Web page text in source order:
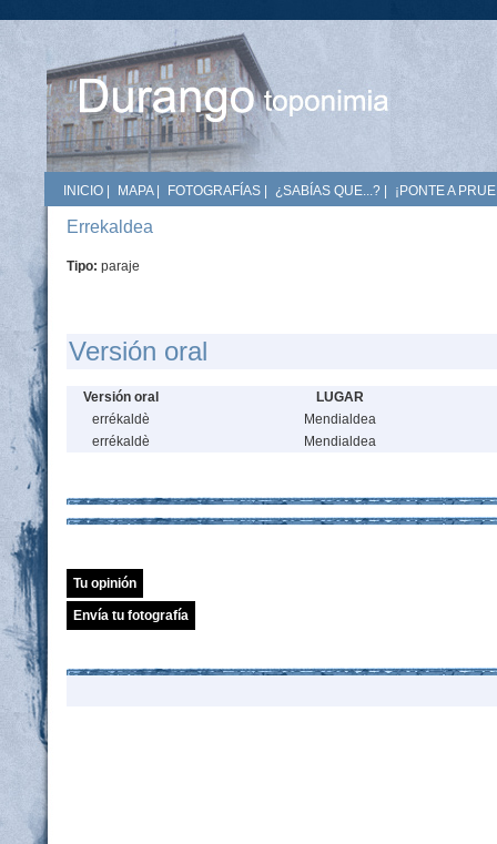
INICIO MAPA| FOTOGRAFÍAS ¿SABÍAS QUE...? ¡PONTE A
Errekaldea
Tipo: paraje
Versión oral
Versión oral
LUGAR
errékaldè
Mendialdea
errékaldè
Mendialdea
Tu opinión
Envía tu fotografía